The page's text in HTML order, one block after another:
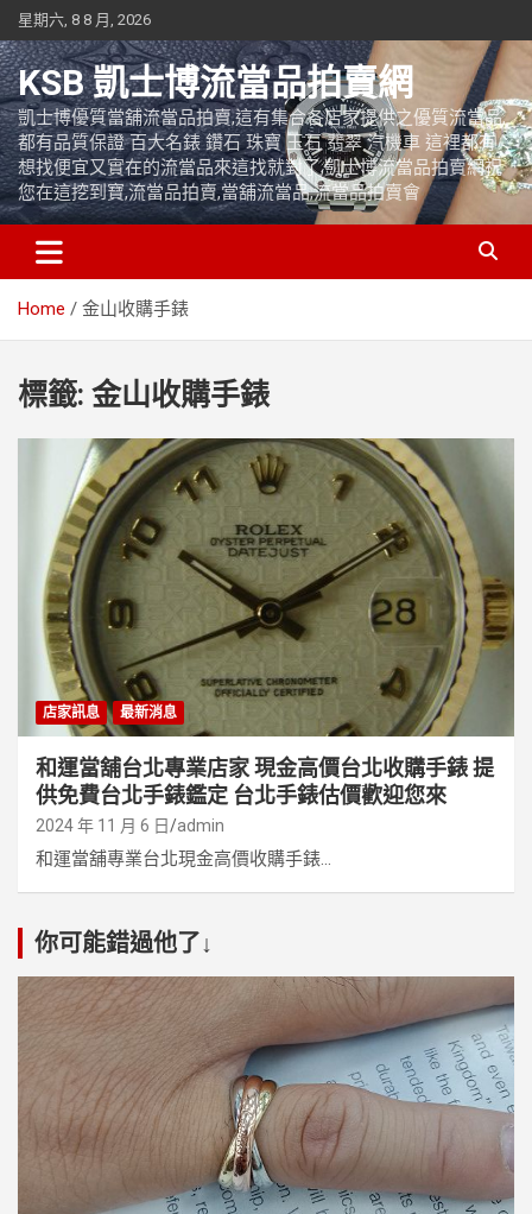
Skip
to
content
星期六, 8 8 月, 2026
KSB 凱士博流當品拍賣網
凱士博優質當舖流當品拍賣,這有集合各店家提供之優質流當品,
都有品質保證 百大名錶 鑽石 珠寶 玉石 翡翠 汽機車 這裡都有
想找便宜又實在的流當品來這找就對了,凱士博流當品拍賣網祝
您在這挖到寶,流當品拍賣,當舖流當品,流當品拍賣會
Home 金山收購手錶
標籤: 金山收購手錶
店家訊息 最新消息
和運當舖台北專業店家 現金高價台北收購手錶 提
供免費台北手錶鑑定 台北手錶估價歡迎您來
2024 年 11 月 6 日 admin
和運當舖專業台北現金高價收購手錶...
你可能錯過他了↓